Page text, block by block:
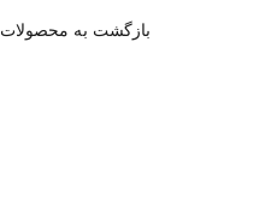
بازگشت به محصولات